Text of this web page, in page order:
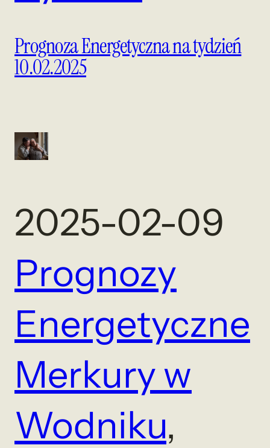
Prognoza Energetyczna na tydzień
10.02.2025
2025-02-09
Prognozy
Energetyczne
Merkury w
Wodniku